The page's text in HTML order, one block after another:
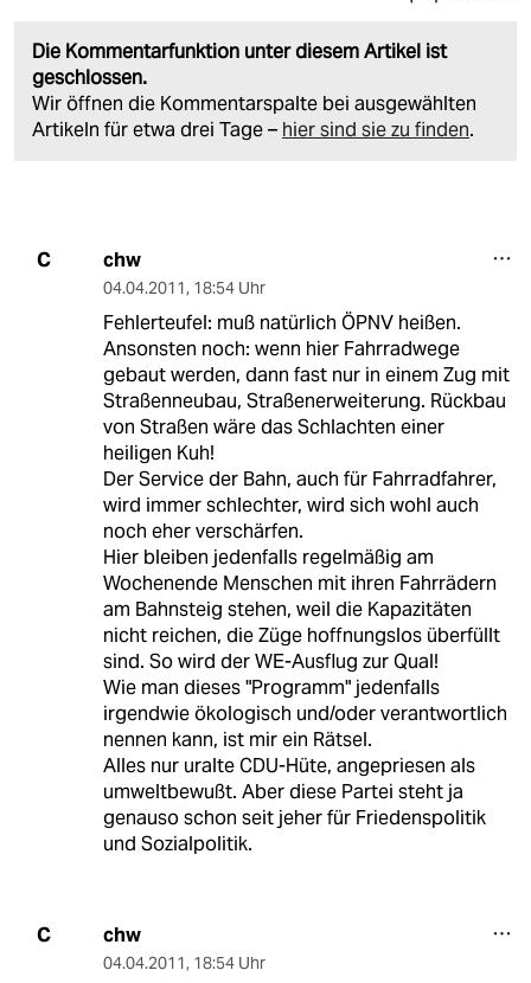
Die Kommentarfunktion unter diesem Artikel ist
geschlossen.
Wir öffnen die Kommentarspalte bei ausgewählten
Artikeln für etwa drei Tage – hier sind sie zu finden.
C chw
04.04.2011, 18:54 Uhr
Fehlerteufel: muß natürlich ÖPNV heißen.
Ansonsten noch: wenn hier Fahrradwege
gebaut werden, dann fast nur in einem Zug mit
Straßenneubau, Straßenerweiterung. Rückbau
von Straßen wäre das Schlachten einer
heiligen Kuh!
Der Service der Bahn, auch für Fahrradfahrer,
wird immer schlechter, wird sich wohl auch
noch eher verschärfen.
Hier bleiben jedenfalls regelmäßig am
Wochenende Menschen mit ihren Fahrrädern
am Bahnsteig stehen, weil die Kapazitäten
nicht reichen, die Züge hoffnungslos überfüllt
sind. So wird der WE-Ausflug zur Qual!
Wie man dieses "Programm" jedenfalls
irgendwie ökologisch und/oder verantwortlich
nennen kann, ist mir ein Rätsel.
Alles nur uralte CDU-Hüte, angepriesen als
umweltbewußt. Aber diese Partei steht ja
genauso schon seit jeher für Friedenspolitik
und Sozialpolitik.
C chw
04.04.2011, 18:54 Uhr